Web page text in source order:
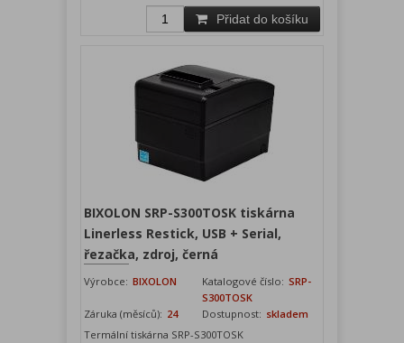
Přidat do košíku
BIXOLON SRP-S300TOSK tiskárna
Linerless Restick, USB + Serial,
řezačka, zdroj, černá
Výrobce: BIXOLON Katalogové číslo: SRP-
S300TOSK
Záruka (měsíců): 24 Dostupnost: skladem
Termální tiskárna SRP-S300TOSK